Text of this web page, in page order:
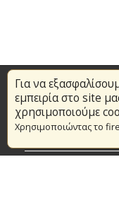
Για να
εμπειρία στο site
χρησιμοποιούμε
Χρησιμοποιώντας το
Επικαιρότητα
Το Πυροσβεστικό